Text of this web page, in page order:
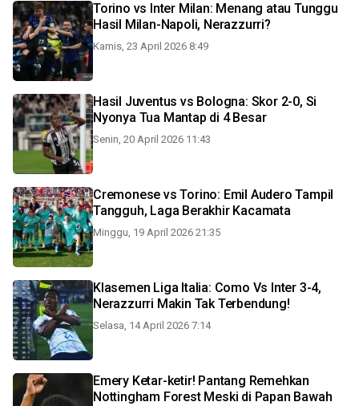
Torino vs Inter Milan: Menang atau Tunggu
Hasil Milan-Napoli, Nerazzurri?
Kamis, 23 April 2026 8:49
Hasil Juventus vs Bologna: Skor 2-0, Si
Nyonya Tua Mantap di 4 Besar
Senin, 20 April 2026 11:43
Cremonese vs Torino: Emil Audero Tampil
Tangguh, Laga Berakhir Kacamata
Minggu, 19 April 2026 21:35
Klasemen Liga Italia: Como Vs Inter 3-4,
Nerazzurri Makin Tak Terbendung!
Selasa, 14 April 2026 7:14
Emery Ketar-ketir! Pantang Remehkan
Nottingham Forest Meski di Papan Bawah